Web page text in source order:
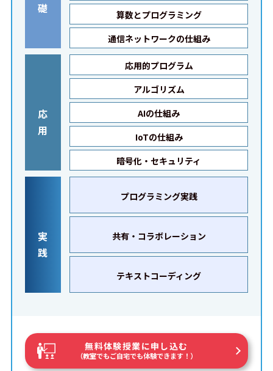
礎
算数とプログラミング
通信ネットワークの仕組み
応
用
応用的プログラム
アルゴリズム
AIの仕組み
IoTの仕組み
暗号化・セキュリティ
実
践
プログラミング実践
共有・コラボレーション
テキストコーディング
無料体験授業に申し込む
（教室でもご自宅でも体験できます！）